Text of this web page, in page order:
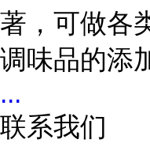
著，可做各
调味品的添
...
联系我们